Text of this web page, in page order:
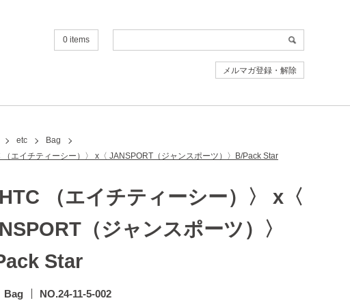
0 items
メルマガ登録・解除
etc
Bag
（エイチティーシー）〉 x〈 JANSPORT（ジャンスポーツ）〉B/Pack Star
HTC （エイチティーシー）〉 x〈
（ジャンスポーツ）〉
Star
Bag NO.24-11-5-002